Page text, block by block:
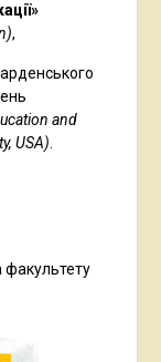
,
and
USA)
факультету